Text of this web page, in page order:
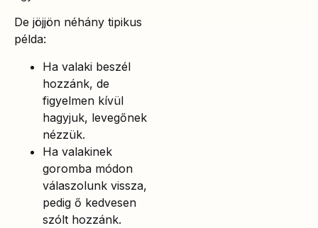
De jöjjön néhány tipikus
példa:
Ha valaki beszél
hozzánk, de
figyelmen kívül
hagyjuk, levegőnek
nézzük.
Ha valakinek
goromba módon
válaszolunk vissza,
pedig ő kedvesen
szólt hozzánk.